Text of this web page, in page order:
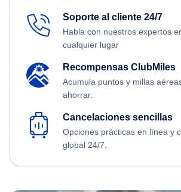
Soporte al cliente 24/7
Habla con nuestros expertos
cualquier lugar
Recompensas ClubMiles
Acumula puntos y millas
ahorrar.
Cancelaciones sencillas
Opciones prácticas en línea y
global 24/7.